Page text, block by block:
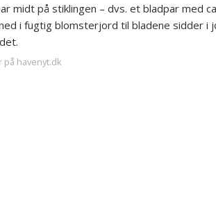
midt på stiklingen – dvs. et bladpar med
i fugtig blomsterjord til bladene sidder i
på havenyt.dk